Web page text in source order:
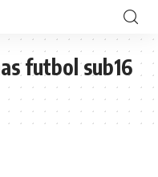
futbol sub16